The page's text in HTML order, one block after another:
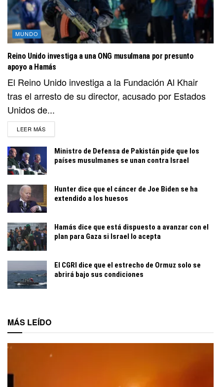
MUNDO
Reino Unido investiga a una ONG musulmana por presunto
apoyo a Hamás
El Reino Unido investiga a la Fundación Al Khair
tras el arresto de su director, acusado por Estados
Unidos de...
LEER MÁSDETAILS
Ministro de Defensa de Pakistán pide que los
países musulmanes se unan contra Israel
Hunter dice que el cáncer de Joe Biden se ha
extendido a los huesos
Hamás dice que está dispuesto a avanzar con el
plan para Gaza si Israel lo acepta
El CGRI dice que el estrecho de Ormuz solo se
abrirá bajo sus condiciones
MÁS LEÍDO